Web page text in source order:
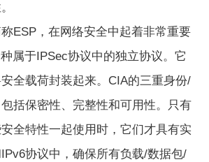
ESP，在网络安全中起着非常重要
属于IPSec协议中的独立协议。它
全载荷封装起来。 CIA的三重身份/
括保密性、完整性和可用性。只有
全特性一起使用时，它们才具有实
协议中，确保所有负载/数据包/